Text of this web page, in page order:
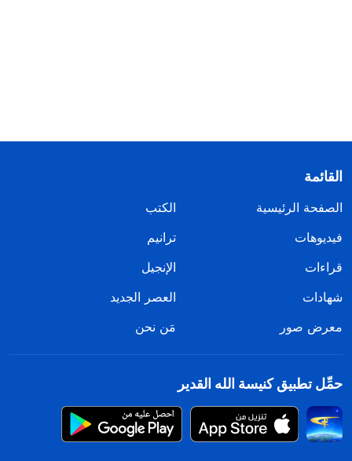
القائمة
الصفحة الرئيسية
الكتب
فيديوهات
ترانيم
قراءات
الإنجيل
شهادات
العصر الجديد
معرض صور
مَن نحن
حمِّل تطبيق كنيسة الله القدير